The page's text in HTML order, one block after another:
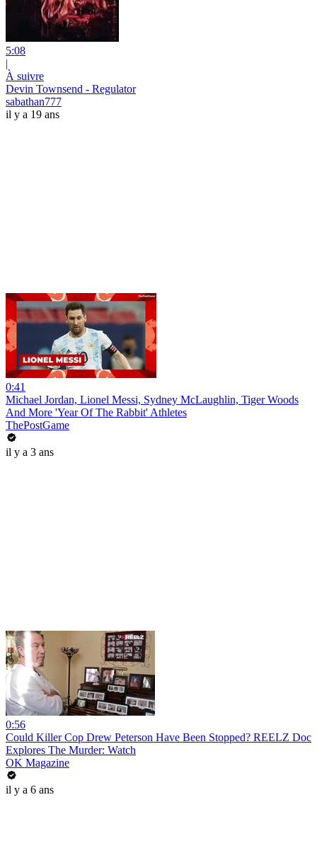
5:08
|
À suivre
Devin Townsend - Regulator
sabathan777
il y a 19 ans
0:41
Michael Jordan, Lionel Messi, Sydney McLaughlin, Tiger Woods
And More 'Year Of The Rabbit' Athletes
ThePostGame
il y a 3 ans
0:56
Could Killer Cop Drew Peterson Have Been Stopped? REELZ Doc
Explores The Murder: Watch
OK Magazine
il y a 6 ans